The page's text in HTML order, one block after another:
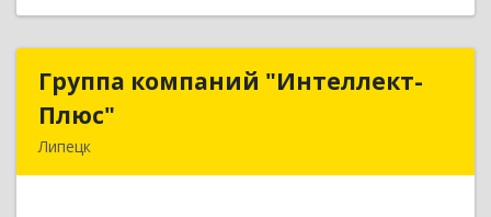
Группа компаний "Интеллект-
Плюс"
Липецк
Группа компаний "Интеллект-